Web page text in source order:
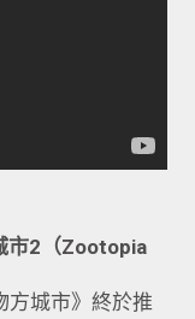
市2（Zootopia
城市》終於推